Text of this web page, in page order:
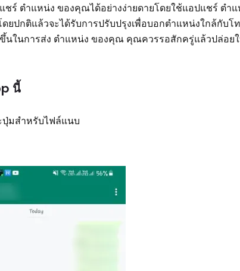
ตำแหน่ง ของคุณได้อย่างง่ายดายโดยใช้แอปแชร์ ตำแ
ปกติแล้วจะได้รับการปรับปรุงเพื่อบอกตำแหน่งใกล้กับโ
ในการส่ง ตำแหน่ง ของคุณ คุณควรรอสักครู่แล้วปล่อย
นี้
มสำหรับไฟล์แนบ